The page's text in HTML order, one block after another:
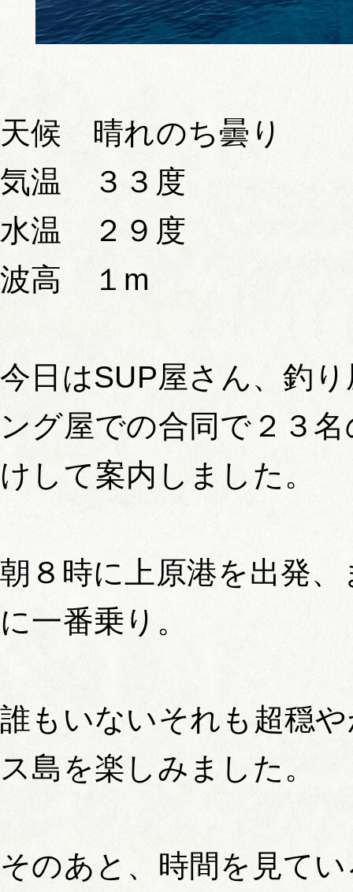
天候 晴れのち曇り
気温 ３３度
水温 ２９度
波高 １m
今日はSUP屋さん、釣
ング屋での合同で２３
けして案内しました。
朝８時に上原港を出発
に一番乗り。
誰もいないそれも超穏
ス島を楽しみました。
そのあと、時間を見て